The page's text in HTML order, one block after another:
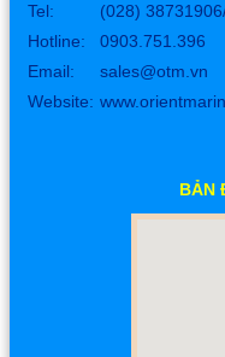
Tel:
(028)
Hotline: 0903.751.396
Email:
sales@otm.vn
Website:
BẢN